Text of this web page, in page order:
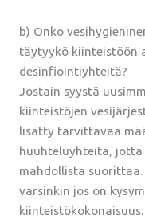
b) Onko
täytyykö kiinteistöön
desinfiointiyhteitä?
Jostain syystä
kiinteistöjen
lisätty tarvittavaa
huuhteluyhteitä,
mahdollista
varsinkin jos on